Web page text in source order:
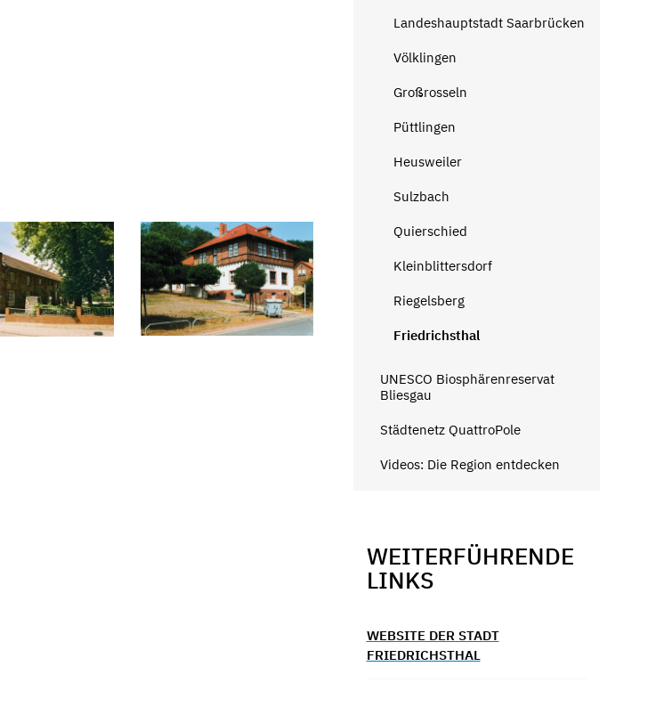
Landeshauptstadt Saarbrücken
Völklingen
Großrosseln
Püttlingen
Heusweiler
Sulzbach
Quierschied
Kleinblittersdorf
Riegelsberg
Friedrichsthal
UNESCO Biosphärenreservat
Bliesgau
Städtenetz QuattroPole
Videos: Die Region entdecken
WEITERFÜHRENDE
LINKS
WEBSITE DER STADT
FRIEDRICHSTHAL